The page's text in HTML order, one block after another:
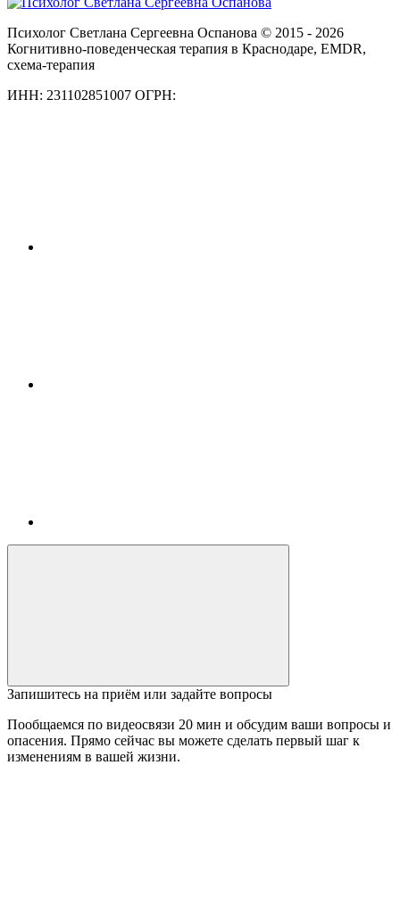
Психолог Светлана Сергеевна Оспанова © 2015 - 2026
Когнитивно-поведенческая терапия в Краснодаре, EMDR,
схема-терапия
ИНН: 231102851007 ОГРН:
Запишитесь на приём или задайте вопросы
Пообщаемся по видеосвязи 20 мин и обсудим ваши вопросы и
опасения. Прямо сейчас вы можете сделать первый шаг к
изменениям в вашей жизни.